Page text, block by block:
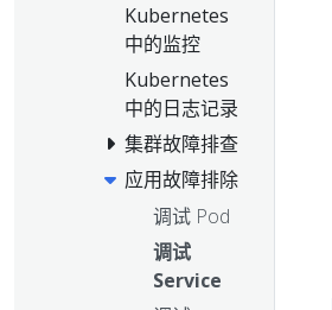
Kubernetes
中的监控
Kubernetes
中的日志记录
集群故障排查
应用故障排除
调试 Pod
调试
Service